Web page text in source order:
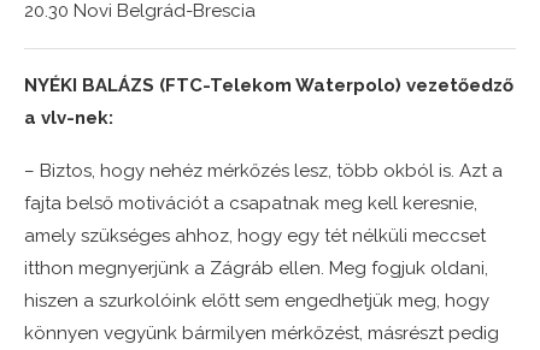
20.30 Novi Belgrád-Brescia
NYÉKI BALÁZS (FTC-Telekom Waterpolo) vezetőedző
a vlv-nek:
– Biztos, hogy nehéz mérkőzés lesz, több okból is. Azt a
fajta belső motivációt a csapatnak meg kell keresnie,
amely szükséges ahhoz, hogy egy tét nélküli meccset
itthon megnyerjünk a Zágráb ellen. Meg fogjuk oldani,
hiszen a szurkolóink előtt sem engedhetjük meg, hogy
könnyen vegyünk bármilyen mérkőzést, másrészt pedig